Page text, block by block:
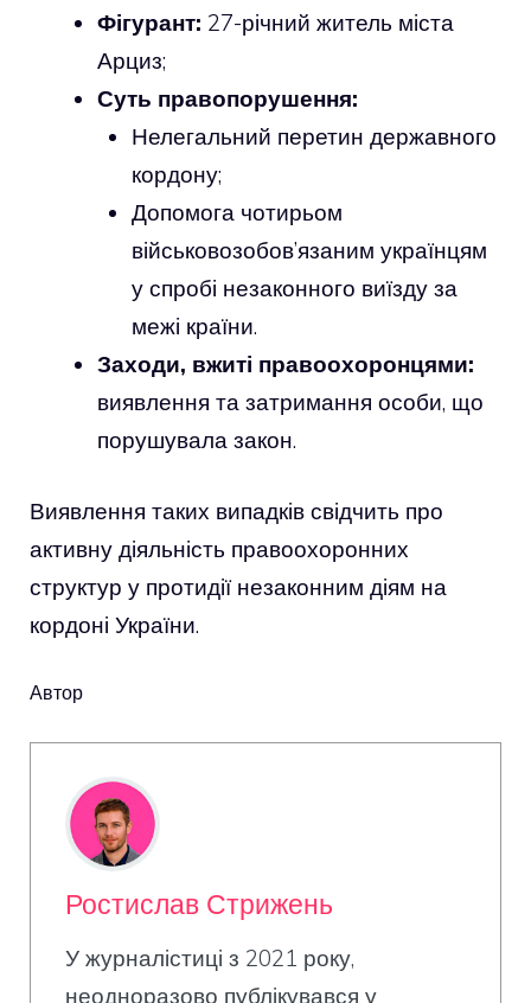
Фігурант: 27-річний житель міста
Арциз;
Суть правопорушення:
Нелегальний перетин державного
кордону;
Допомога чотирьом
військовозобов’язаним українцям
у спробі незаконного виїзду за
межі країни.
Заходи, вжиті правоохоронцями:
виявлення та затримання особи, що
порушувала закон.
Виявлення таких випадків свідчить про
активну діяльність правоохоронних
структур у протидії незаконним діям на
кордоні України.
Автор
Ростислав Стрижень
У журналістиці з 2021 року,
неодноразово публікувався у